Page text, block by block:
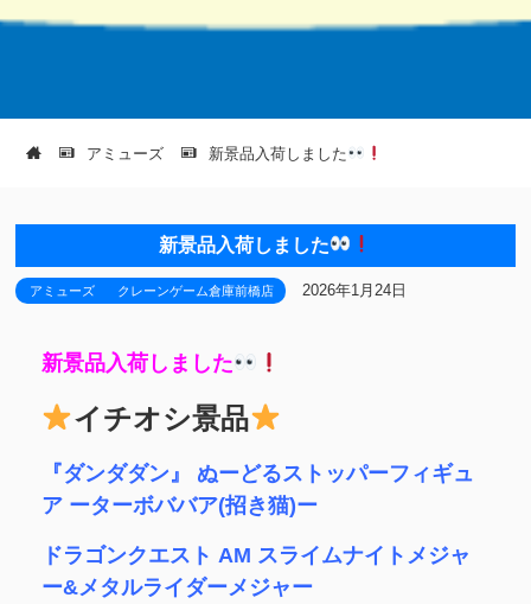
アミューズ 新景品入荷しました
新景品入荷しました
アミューズ クレーンゲーム倉庫前橋店 2026年1月24日
新景品入荷しました
イチオシ景品
『ダンダダン』 ぬーどるストッパーフィギュ
ア ーターボババア(招き猫)ー
ドラゴンクエスト AM スライムナイトメジャ
ー&メタルライダーメジャー